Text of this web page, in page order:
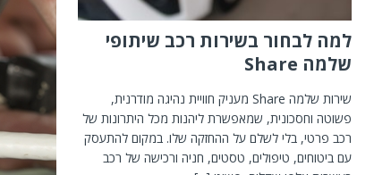
למה לבחור בשירות רכב שיתופי
שלמה Share
שירות שלמה Share מעניק חוויית נהיגה מודרנית,
פשוטה וחסכונית, שמאפשרת ליהנות מכל היתרונות של
רכב פרטי, בלי לשלם על ההחזקה שלו. במקום להתעסק
עם ביטוחים, טיפולים, טסטים, חניה ורכישה של רכב